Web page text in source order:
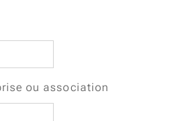
ou association